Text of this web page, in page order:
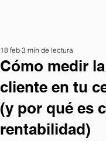
Cómo medir
cliente en tu
(y por qué es
rentabilidad)
18 feb 3 min de lectura